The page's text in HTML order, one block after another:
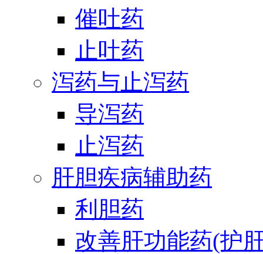
催吐药
止吐药
泻药与止泻药
导泻药
止泻药
肝胆疾病辅助药
利胆药
改善肝功能药(护